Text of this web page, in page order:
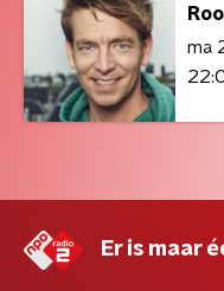
ma
Er is maar